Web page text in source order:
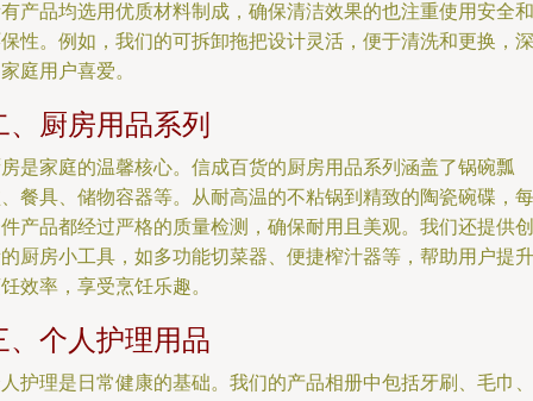
产品均选用优质材料制成，确保清洁效果的也注重使用安全和
性。例如，我们的可拆卸拖把设计灵活，便于清洗和更换，深
庭用户喜爱。
、厨房用品系列
是家庭的温馨核心。信成百货的厨房用品系列涵盖了锅碗瓢
餐具、储物容器等。从耐高温的不粘锅到精致的陶瓷碗碟，每
产品都经过严格的质量检测，确保耐用且美观。我们还提供创
厨房小工具，如多功能切菜器、便捷榨汁器等，帮助用户提升
效率，享受烹饪乐趣。
、个人护理用品
护理是日常健康的基础。我们的产品相册中包括牙刷、毛巾、